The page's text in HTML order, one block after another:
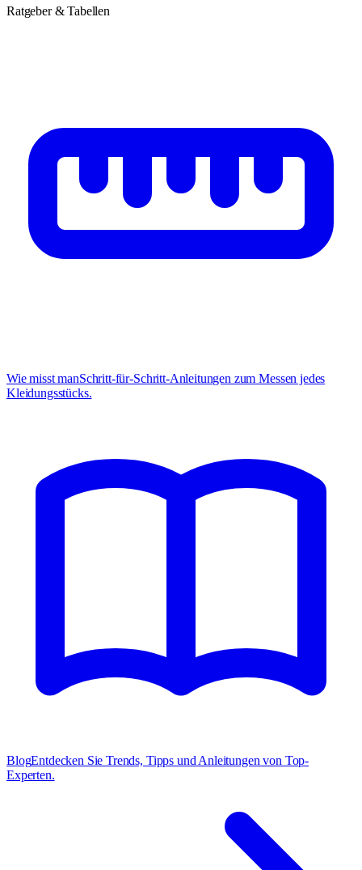
Ratgeber & Tabellen
Wie misst manSchritt-für-Schritt-Anleitungen zum Messen jedes
Kleidungsstücks.
BlogEntdecken Sie Trends, Tipps und Anleitungen von Top-
Experten.